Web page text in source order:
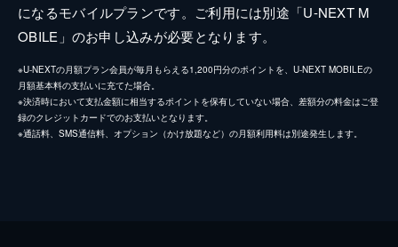
になるモバイルプランです。ご利用には別途「U-NEXT M
OBILE」のお申し込みが必要となります。
※U-NEXTの月額プラン会員が毎月もらえる1,200円分のポイントを、U-NEXT MOBILEの
月額基本料の支払いに充てた場合。
※決済時において支払金額に相当するポイントを保有していない場合、差額分の料金はご登
録のクレジットカードでのお支払いとなります。
※通話料、SMS通信料、オプション（かけ放題など）の月額利用料は別途発生します。